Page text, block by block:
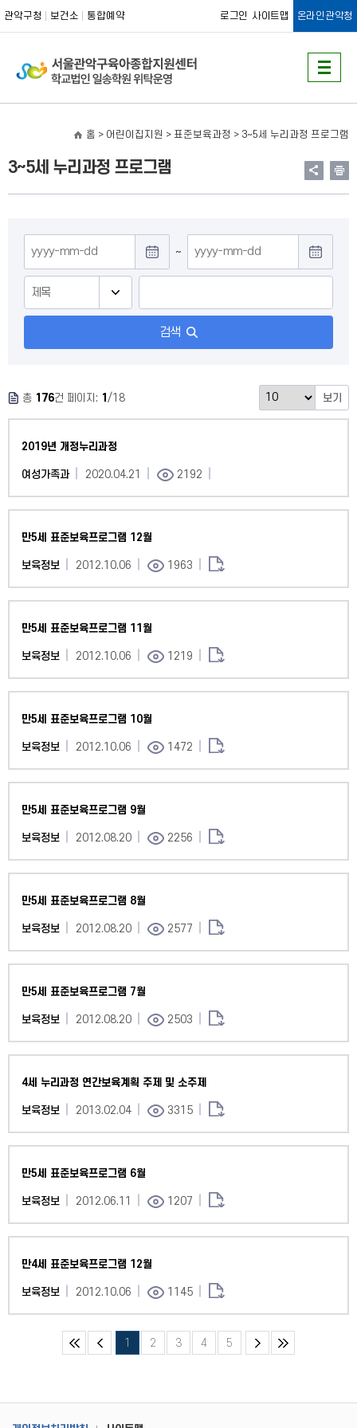
관악구청 보건소 통합예약 로그인 사이트맵 온라인관악청
홈 > 어린이집지원 > 표준보육과정 > 3~5세 누리과정 프로그램
3~5세 누리과정 프로그램
시
판
검
~
검색
총 176건 페이지: 1 /18 보기
2019년 개정누리과정
여성가족과 2020.04.21 2192
만5세 표준보육프로그램 12월
보육정보 2012.10.06 1963
만5세 표준보육프로그램 11월
보육정보 2012.10.06 1219
만5세 표준보육프로그램 10월
보육정보 2012.10.06 1472
만5세 표준보육프로그램 9월
보육정보 2012.08.20 2256
만5세 표준보육프로그램 8월
보육정보 2012.08.20 2577
만5세 표준보육프로그램 7월
보육정보 2012.08.20 2503
4세 누리과정 연간보육계획 주제 및 소주제
보육정보 2013.02.04 3315
만5세 표준보육프로그램 6월
보육정보 2012.06.11 1207
만4세 표준보육프로그램 12월
보육정보 2012.10.06 1145
1 2 3 4 5